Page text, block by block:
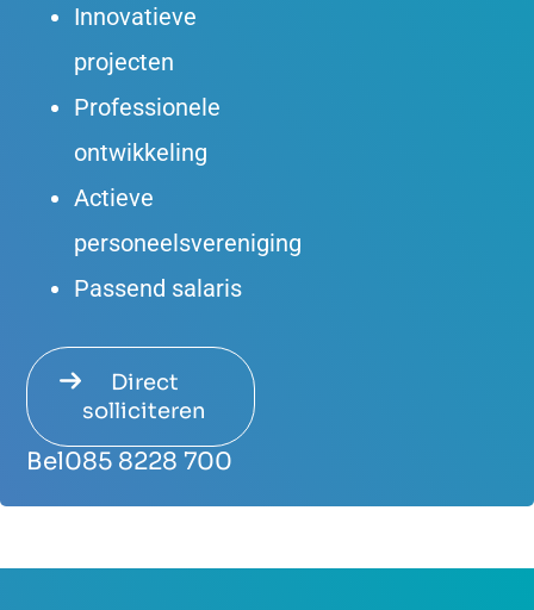
Innovatieve
projecten
Professionele
ontwikkeling
Actieve
personeelsvereniging
Passend salaris
Direct
solliciteren
Bel085 8228 700